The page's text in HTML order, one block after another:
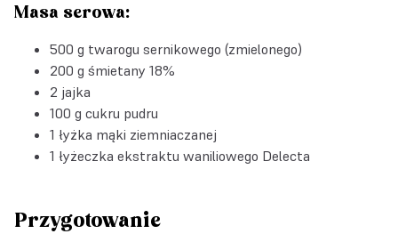
Masa serowa:
500 g twarogu sernikowego (zmielonego)
200 g śmietany 18%
2 jajka
100 g cukru pudru
1 łyżka mąki ziemniaczanej
1 łyżeczka ekstraktu waniliowego Delecta
Przygotowanie